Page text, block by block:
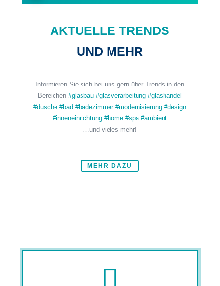
AKTUELLE TRENDS
UND MEHR
Informieren Sie sich bei uns gern über Trends in den
Bereichen#glasbau #glasverarbeitung #glashandel
#dusche #bad #badezimmer #modernisierung #design
#inneneinrichtung #home #spa #ambient
…und vieles mehr!
MEHR DAZU